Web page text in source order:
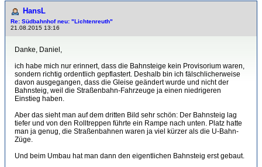
HansL
Re: Südbahnhof neu: "Lichtenreuth"
21.08.2015 13:16
Danke, Daniel,
ich habe mich nur erinnert, dass die Bahnsteige kein Provisorium waren,
sondern richtig ordentlich gepflastert. Deshalb bin ich fälschlicherweise
davon ausgegangen, dass die Gleise geändert wurde und nicht der
Bahnsteig, weil die Straßenbahn-Fahrzeuge ja einen niedrigeren
Einstieg haben.
Aber das sieht man auf dem dritten Bild sehr schön: Der Bahnsteig lag
tiefer und von den Rolltreppen führte ein Rampe nach unten. Platz hatte
man ja genug, die Straßenbahnen waren ja viel kürzer als die U-Bahn-
Züge.
Und beim Umbau hat man dann den eigentlichen Bahnsteig erst gebaut.